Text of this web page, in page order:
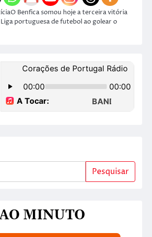
Benfica somou hoje a terceira vitória
portuguesa de futebol ao golear o
Pesquisar
MINUTO